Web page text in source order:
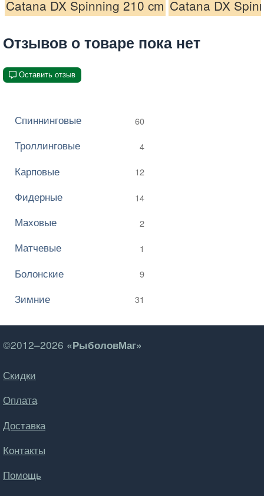
Catana DX Spinning 210 cm Catana DX
Отзывов о товаре пока нет
Оставить отзыв
Спиннинговые 60
Троллинговые 4
Карповые 12
Фидерные 14
Маховые 2
Матчевые 1
Болонские 9
Зимние 31
©2012–2026 «РыболовМаг»
Скидки
Оплата
Доставка
Контакты
Помощь